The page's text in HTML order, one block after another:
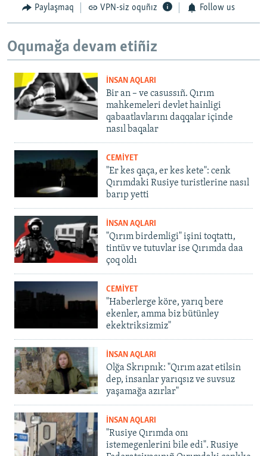
Paylaşmaq VPN-siz oquñız Follow us
Oqumağa devam etiñiz
İNSAN AQLARI
Bir an – ve casussıñ. Qırım
mahkemeleri devlet hainligi
qabaatlavlarını daqqalar içinde
nasıl baqalar
CEMİYET
"Er kes qaça, er kes kete": cenk
Qırımdaki Rusiye turistlerine nasıl
barıp yetti
İNSAN AQLARI
"Qırım birdemligi" işini toqtattı,
tintüv ve tutuvlar ise Qırımda daa
çoq oldı
CEMİYET
"Haberlerge köre, yarıq bere
ekenler, amma biz bütünley
ekektriksizmiz"
İNSAN AQLARI
Olğa Skrıpnık: "Qırım azat etilsin
dep, insanlar yarıqsız ve suvsuz
yaşamağa azırlar"
İNSAN AQLARI
"Rusiye Qırımda onı
istemegenlerini bile edi". Rusiye